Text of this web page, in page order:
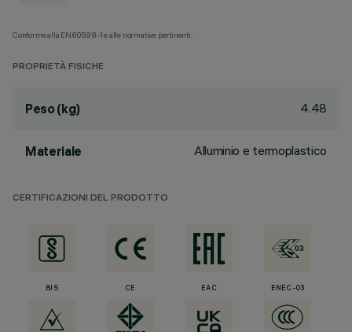
Conforme alla EN60598-1 e alle normative pertinenti.
PROPRIETÀ FISICHE
Peso (kg) 4.48
Materiale Alluminio e termoplastico
CERTIFICAZIONI DEL PRODOTTO
BIS CE EAC ENEC-03